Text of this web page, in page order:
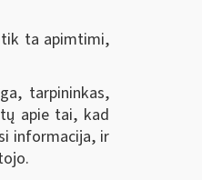
ta apimtimi,
tarpininkas,
apie tai, kad
informacija, ir